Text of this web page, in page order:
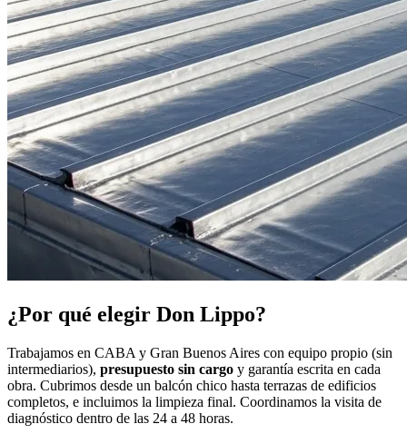
¿Por qué elegir Don Lippo?
Trabajamos en CABA y Gran Buenos Aires con equipo propio (sin
intermediarios), presupuesto sin cargo y garantía escrita en cada
obra. Cubrimos desde un balcón chico hasta terrazas de edificios
completos, e incluimos la limpieza final. Coordinamos la visita de
diagnóstico dentro de las 24 a 48 horas.